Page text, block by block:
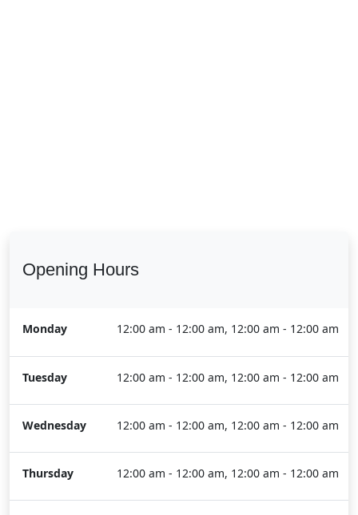
Opening Hours
Monday 12:00 am - 12:00 am, 12:00 am - 12:00 am
Tuesday 12:00 am - 12:00 am, 12:00 am - 12:00 am
Wednesday 12:00 am - 12:00 am, 12:00 am - 12:00 am
Thursday 12:00 am - 12:00 am, 12:00 am - 12:00 am